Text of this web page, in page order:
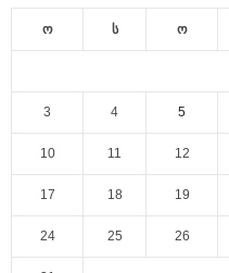
ო ს ო
3 4 5
10 11 12
17 18 19
24 25 26